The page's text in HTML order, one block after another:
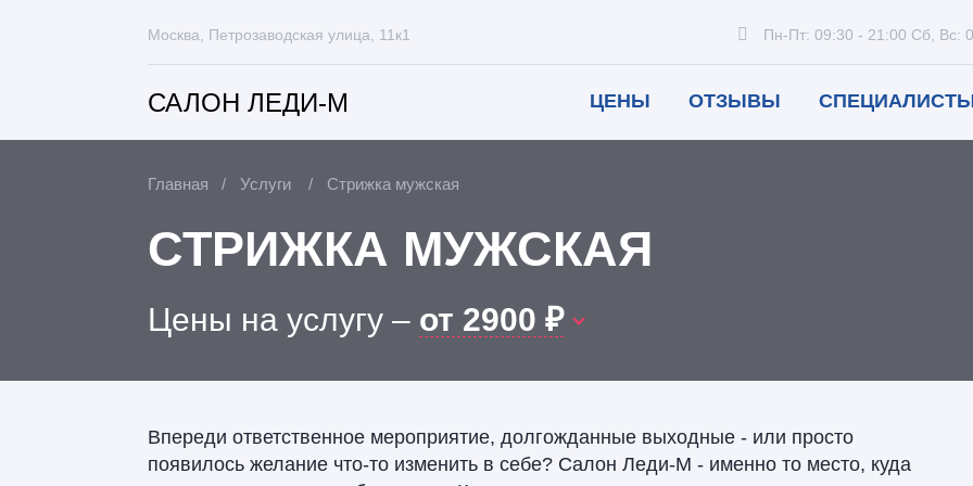
САЛОН ЛЕДИ-М ЦЕНЫ ОТЗЫВЫ
Москва, Петрозаводская улица, 11к1 Пн-Пт: 09:30 - 21:00 Сб, Вс:
Главная Услуги Стрижка мужская
СТРИЖКА МУЖСКАЯ
Цены на услугу ‒ от 2900 ₽
Впереди ответственное мероприятие, долгожданные выходные - или просто
появилось желание что-то изменить в себе? Салон Леди-М - именно то место, куда